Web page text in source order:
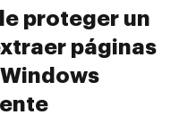
proteger un
páginas
Windows